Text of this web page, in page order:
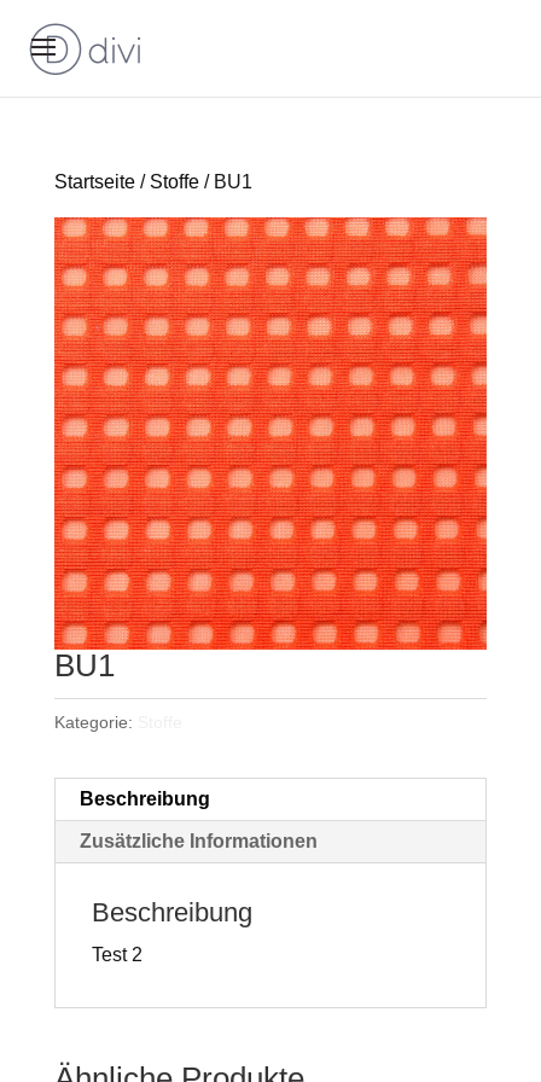
Startseite/ Stoffe/ BU1
BU1
Kategorie:
Beschreibung
Zusätzliche Informationen
Beschreibung
Test 2